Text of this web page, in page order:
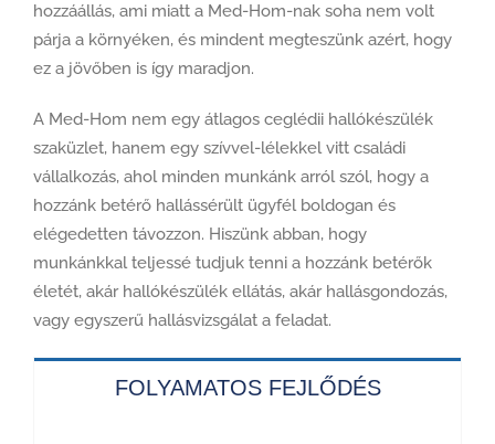
hozzáállás, ami miatt a Med-Hom-nak soha nem volt
párja a környéken, és mindent megteszünk azért, hogy
ez a jövőben is így maradjon.
A Med-Hom nem egy átlagos ceglédii hallókészülék
szaküzlet, hanem egy szívvel-lélekkel vitt családi
vállalkozás, ahol minden munkánk arról szól, hogy a
hozzánk betérő hallássérült ügyfél boldogan és
elégedetten távozzon. Hiszünk abban, hogy
munkánkkal teljessé tudjuk tenni a hozzánk betérők
életét, akár hallókészülék ellátás, akár hallásgondozás,
vagy egyszerű hallásvizsgálat a feladat.
FOLYAMATOS FEJLŐDÉS